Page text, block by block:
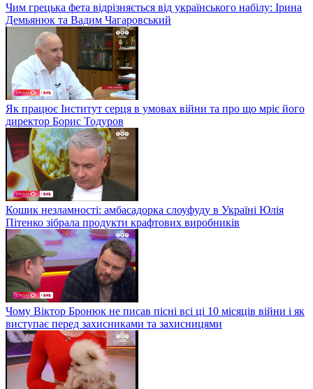
Чим грецька фета відрізняється від українського набілу: Ірина
Демьянюк та Вадим Чагаровський
Як працює Інститут серця в умовах війни та про що мріє його
директор Борис Тодуров
Кошик незламності: амбасадорка слоуфуду в Україні Юлія
Пітенко зібрала продукти крафтових виробників
Чому Віктор Бронюк не писав пісні всі ці 10 місяців війни і як
виступає перед захисниками та захисницями